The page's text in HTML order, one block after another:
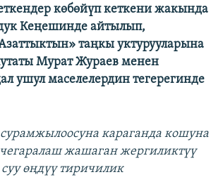
көбөйүп кеткени жакында
Кеңешинде айтылып,
таңкы уктурууларына
Мурат Жураев менен
ушул маселелердин тегерегинде
сурамжылоосуна караганда кошуна
жашаган жергиликтүү
өңдүү тиричилик